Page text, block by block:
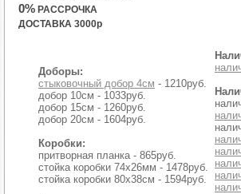
0% РАССРОЧКА
ДОСТАВКА 3000р
Доборы:
стыковочный добор 4см - 1210руб.
добор 10см - 1033руб.
добор 15см - 1260руб.
добор 20см - 1604руб.
Коробки:
притворная планка - 865руб.
стойка коробки 74x26мм - 1478руб.
стойка коробки 80x38см - 1594руб.